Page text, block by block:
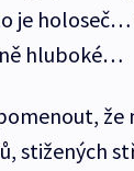
je
hluboké…
že
stižených